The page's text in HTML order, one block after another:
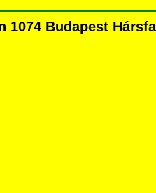
1074 Budapest